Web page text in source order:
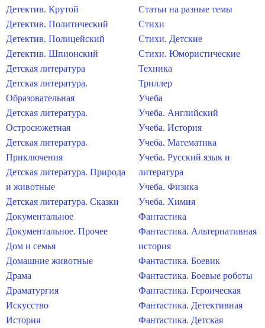
Детектив. Крутой
Детектив. Политический
Детектив. Полицейский
Детектив. Шпионский
Детская литература
Детская литература.
Образовательная
Детская литература.
Остросюжетная
Детская литература.
Приключения
Детская литература. Природа
и животные
Детская литература. Сказки
Документальное
Документальное. Прочее
Дом и семья
Домашние животные
Драма
Драматургия
Искусство
История
Статьи на разные темы
Стихи
Стихи. Детские
Стихи. Юмористические
Техника
Триллер
Учеба
Учеба. Английский
Учеба. История
Учеба. Математика
Учеба. Русский язык и
литература
Учеба. Физика
Учеба. Химия
Фантастика
Фантастика. Альтернативная
история
Фантастика. Боевик
Фантастика. Боевые роботы
Фантастика. Героическая
Фантастика. Детективная
Фантастика. Детская